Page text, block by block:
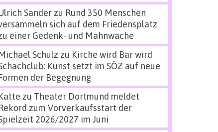
Sanderzu Rund 350 Menschen
sich auf dem Friedensplatz
einer Gedenk- und Mahnwache
Schulz zu Kirche wird Bar wird
Kunst setzt im SÖZ auf neue
der Begegnung
zu Theater Dortmund meldet
zum Vorverkaufsstart der
2026/2027 im Juni